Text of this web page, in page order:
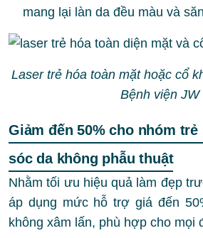
mang lại làn da đều màu và
Laser trẻ hóa toàn mặt hoặc cổ
Bệnh viện JW
Giảm đến 50% cho nhóm trẻ
sóc da không phẫu thuật
Nhằm tối ưu hiệu quả làm đẹp
áp dụng mức hỗ trợ giá đến
không xâm lấn, phù hợp cho mọi